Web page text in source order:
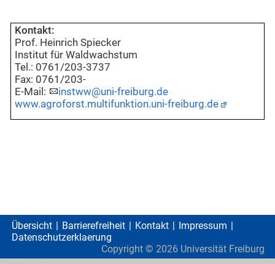
Kontakt:
Prof. Heinrich Spiecker
Institut für Waldwachstum
Tel.: 0761/203-3737
Fax: 0761/203-
E-Mail:
instww@uni-freiburg.de
www.agroforst.multifunktion.uni-freiburg.de
Übersicht Barrierefreiheit Kontakt
Impressum
Datenschutzerklaerung
Copyright © 2026 Universität Freiburg